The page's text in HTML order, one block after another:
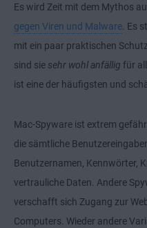
Es wird Zeit mit dem Mythos
gegen Viren und Malware. Es
mit ein paar praktischen
sind sie sehr wohl anfällig für
ist eine der häufigsten und
Mac-Spyware ist extrem
die sämtliche
Benutzernamen, Kennwörter,
vertrauliche Daten. Andere
verschafft sich Zugang zur
Computers. Wieder andere